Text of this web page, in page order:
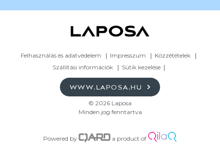
Felhasználás és adatvédelem Impresszum
Közzétételek
Szállítási információk
Sütik kezelése
WWW.LAPOSA.HU
© 2026 Laposa
Minden jog fenntartva
Powered by a product of